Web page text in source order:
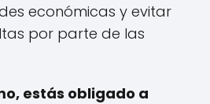
económicas y evitar
por parte de las
estás obligado a